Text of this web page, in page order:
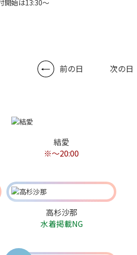
開始は13:30～
前の日 次の日
結愛
※〜20:00
高杉沙那
水着掲載NG